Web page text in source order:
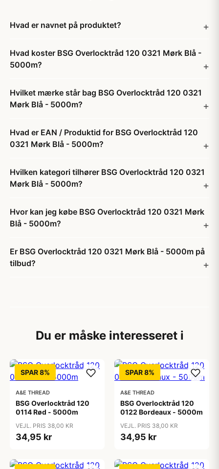
Hvad er navnet på produktet?
Hvad koster BSG Overlocktråd 120 0321 Mørk Blå -
5000m?
Hvilket mærke står bag BSG Overlocktråd 120 0321
Mørk Blå - 5000m?
Hvad er EAN / Produktid for BSG Overlocktråd 120
0321 Mørk Blå - 5000m?
Hvilken kategori tilhører BSG Overlocktråd 120 0321
Mørk Blå - 5000m?
Hvor kan jeg købe BSG Overlocktråd 120 0321 Mørk
Blå - 5000m?
Er BSG Overlocktråd 120 0321 Mørk Blå - 5000m på
tilbud?
Du er måske interesseret i
SPAR 8%
A&E THREAD
BSG Overlocktråd 120
0114 Rød - 5000m
VEJL. PRIS 38,00 KR
34,95 kr
SPAR 8%
A&E THREAD
BSG Overlocktråd 120
0122 Bordeaux - 5000m
VEJL. PRIS 38,00 KR
34,95 kr